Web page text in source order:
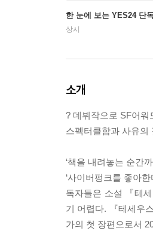
한 눈에 보는 YES24 단
상시
소개
? 데뷔작으로 SF어워
스펙터클함과 사유의
‘책을 내려놓는 순간
‘사이버펑크를 좋아
독자들은 소설 『테
기 어렵다. 『테세우
가의 첫 장편으로서